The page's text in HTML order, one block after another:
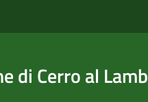
di Cerro al